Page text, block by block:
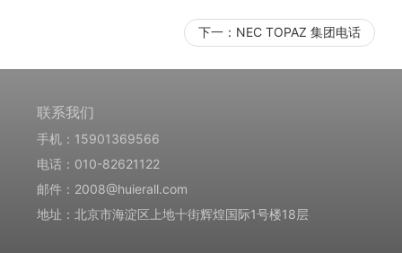
下一： NEC TOPAZ 集团电话
联系我们
手机：15901369566
电话：010-82621122
邮件：2008@huierall.com
地址：北京市海淀区上地十街辉煌国际1号楼18层